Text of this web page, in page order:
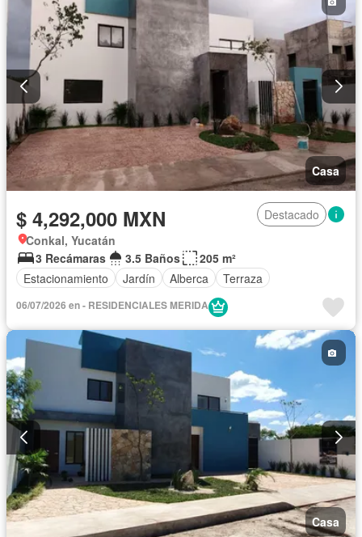
Casa
$ 4,292,000 MXN
Destacado
Conkal, Yucatán
3 Recámaras
3.5 Baños
205 m²
Estacionamiento
Jardín Alberca Terraza
06/07/2026 en - RESIDENCIALES MERIDA
Casa